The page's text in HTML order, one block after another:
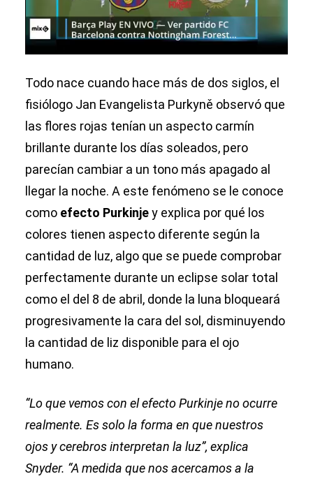
Todo nace cuando hace más de dos siglos, el
fisiólogo Jan Evangelista Purkyně observó que
las flores rojas tenían un aspecto carmín
brillante durante los días soleados, pero
parecían cambiar a un tono más apagado al
llegar la noche. A este fenómeno se le conoce
como efecto Purkinjey explica por qué los
colores tienen aspecto diferente según la
cantidad de luz, algo que se puede comprobar
perfectamente durante un eclipse solar total
como el del 8 de abril, donde la luna bloqueará
progresivamente la cara del sol, disminuyendo
la cantidad de liz disponible para el ojo
humano.
“Lo que vemos con el efecto Purkinje no ocurre
realmente. Es solo la forma en que nuestros
ojos y cerebros interpretan la luz”, explica
Snyder. “A medida que nos acercamos a la